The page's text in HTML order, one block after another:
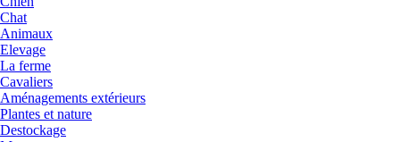
Chat
Animaux
Elevage
La ferme
Cavaliers
Aménagements extérieurs
Plantes et nature
Destockage